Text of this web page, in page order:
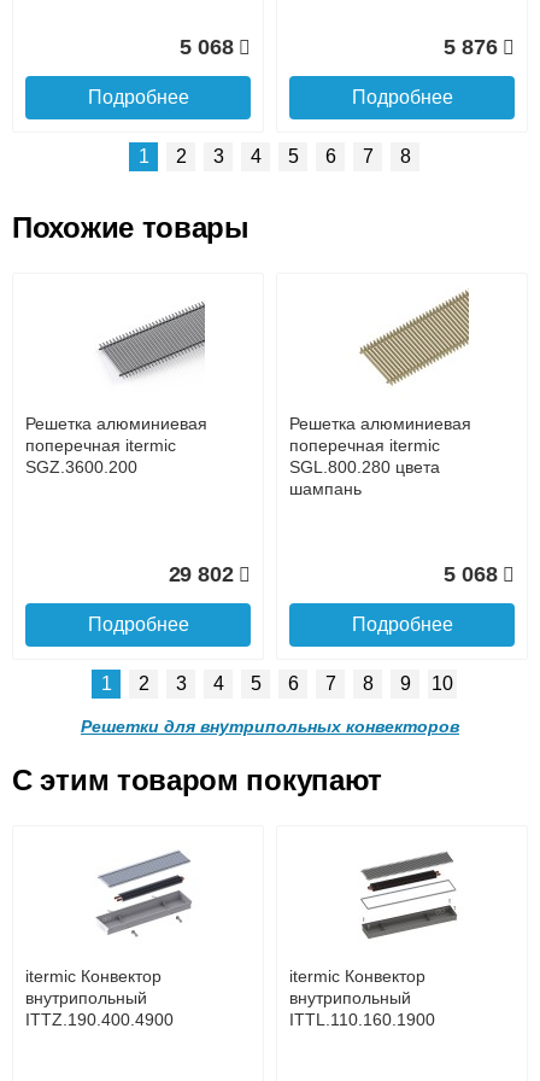
до подъезда
Подробнее о доставке
5 068
Подробнее
5 876
Подробнее
поперечная itermic
SGL.800.400 цвета
Решетка алюминиевая
поперечная itermic
SGL.900.160 цвета
шампань
Подробнее
Решетка алюминиевая
поперечная itermic
SGL.900.220 цвета
4 910
Подробнее
Решетка алюминиевая
SGL.900.280 цвета
5 702
Подробнее
1 2 3 4 5 6 7 8
Похожие товары
Решетка алюминиевая
поперечная itermic
SGZ.3600.200
29 802
Подробнее
Решетка алюминиевая
поперечная itermic
SGL.800.280 цвета
шампань
5 068
Подробнее
SGL.800.340 цвета
Подробнее
SGL.800.400 цвета
Подробнее
1 2 3 4 5 6 7 8 9 10
Решетки для внутрипольных конвекторов
C этим товаром покупают
itermic Конвектор
внутрипольный
ITTZ.190.400.4900
itermic Конвектор
внутрипольный
ITTL.110.160.1900